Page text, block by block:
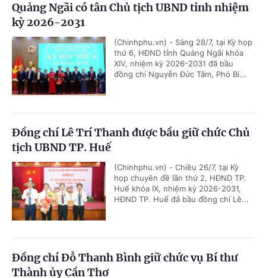
Quảng Ngãi có tân Chủ tịch UBND tỉnh nhiệm
kỳ 2026-2031
(Chinhphu.vn) - Sáng 28/7, tại Kỳ họp
thứ 6, HĐND tỉnh Quảng Ngãi khóa
XIV, nhiệm kỳ 2026-2031 đã bầu
đồng chí Nguyễn Đức Tâm, Phó Bí...
Đồng chí Lê Trí Thanh được bầu giữ chức Chủ
tịch UBND TP. Huế
(Chinhphu.vn) - Chiều 26/7, tại Kỳ
họp chuyên đề lần thứ 2, HĐND TP.
Huế khóa IX, nhiệm kỳ 2026-2031,
HĐND TP. Huế đã bầu đồng chí Lê...
Đồng chí Đỗ Thanh Bình giữ chức vụ Bí thư
Thành ủy Cần Thơ